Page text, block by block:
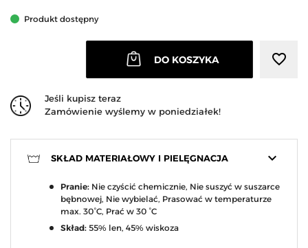
Produkt dostępny
DO KOSZYKA favorite_border
Jeśli kupisz teraz
Zamówienie wyślemy w poniedziałek!
keyboard_arrow_down
SKŁAD MATERIAŁOWY I PIELĘGNACJA
Pranie: Nie czyścić chemicznie, Nie suszyć w suszarce
bębnowej, Nie wybielać, Prasować w temperaturze
max. 30°C, Prać w 30 °C
Skład: 55% len, 45% wiskoza